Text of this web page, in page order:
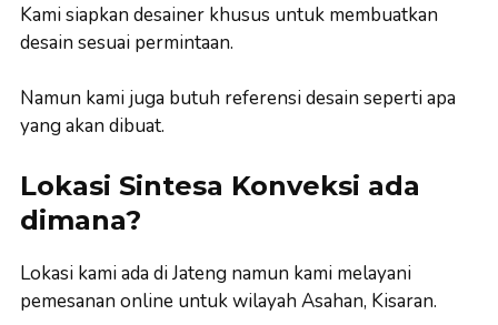
Kami siapkan desainer khusus untuk membuatkan
desain sesuai permintaan.
Namun kami juga butuh referensi desain seperti apa
yang akan dibuat.
Lokasi Sintesa Konveksi ada
dimana?
Lokasi kami ada di Jateng namun kami melayani
pemesanan online untuk wilayah Asahan, Kisaran.